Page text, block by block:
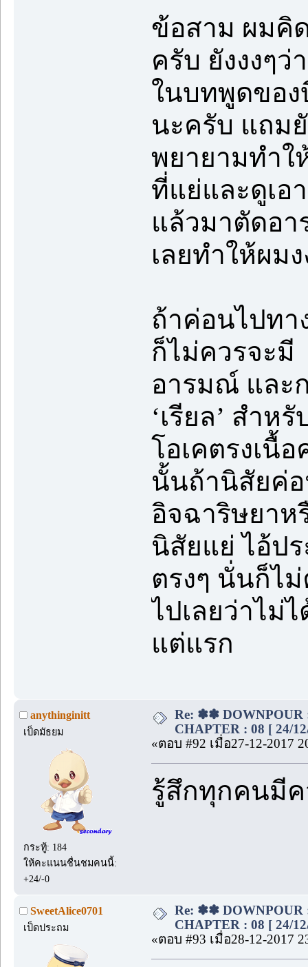
ข้อสาม ผมคิ
ครับ ยังงงๆว่
ในบทพูดขอ
นะครับ แถม
พยายามทำ
ที่แย่และดูเอ
แล้วมาตัดอ
เลยทำให้ผม
ถ้าค่อนไปท
ก็ไม่ควรจะมี
อารมณ์ และ
‘เรียล’ สำห
โอเคตรงเนื้
นั้นถ้านิสัยค่อ
อิจฉาริษยาห
นิสัยแย่ ไอ้ป
ตรงๆ นั่นก็ไ
ไปเลยว่าไม่
แต่แรก
anythinginitt
เป็ดมัธยม
กระทู้: 184
ให้คะแนนชื่นชมคนนี้:
+24/-0
Re: ✽✽
CHAPTER : 08 [ 24/
«ตอบ #92 เมื่อ27-12-2017
รู้สึกทุกคนมีค
SweetAlice0701
เป็ดประถม
Re: ✽✽
CHAPTER : 08 [ 24/
«ตอบ #93 เมื่อ28-12-2017